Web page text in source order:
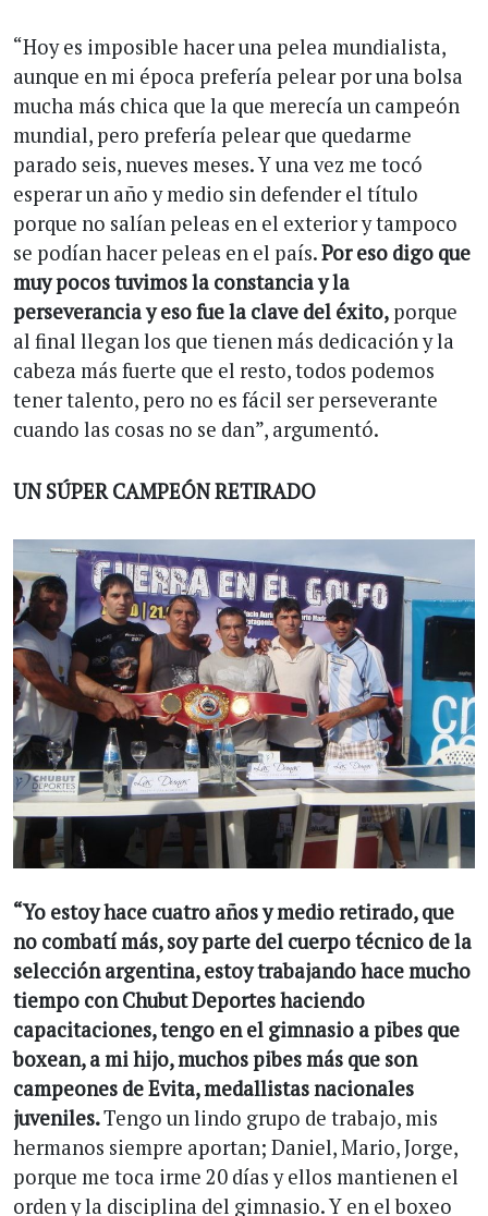
“Hoy es imposible hacer una pelea mundialista,
aunque en mi época prefería pelear por una bolsa
mucha más chica que la que merecía un campeón
mundial, pero prefería pelear que quedarme
parado seis, nueves meses. Y una vez me tocó
esperar un año y medio sin defender el título
porque no salían peleas en el exterior y tampoco
se podían hacer peleas en el país.Por eso digo que
muy pocos tuvimos la constancia y la
perseverancia y eso fue la clave del éxito, porque
al final llegan los que tienen más dedicación y la
cabeza más fuerte que el resto, todos podemos
tener talento, pero no es fácil ser perseverante
cuando las cosas no se dan”, argumentó.
UN SÚPER CAMPEÓN RETIRADO
“Yo estoy hace cuatro años y medio retirado, que
no combatí más, soy parte del cuerpo técnico de la
selección argentina, estoy trabajando hace mucho
tiempo con Chubut Deportes haciendo
capacitaciones, tengo en el gimnasio a pibes que
boxean, a mi hijo, muchos pibes más que son
campeones de Evita, medallistas nacionales
juveniles.Tengo un lindo grupo de trabajo, mis
hermanos siempre aportan; Daniel, Mario, Jorge,
porque me toca irme 20 días y ellos mantienen el
orden y la disciplina del gimnasio. Y en el boxeo